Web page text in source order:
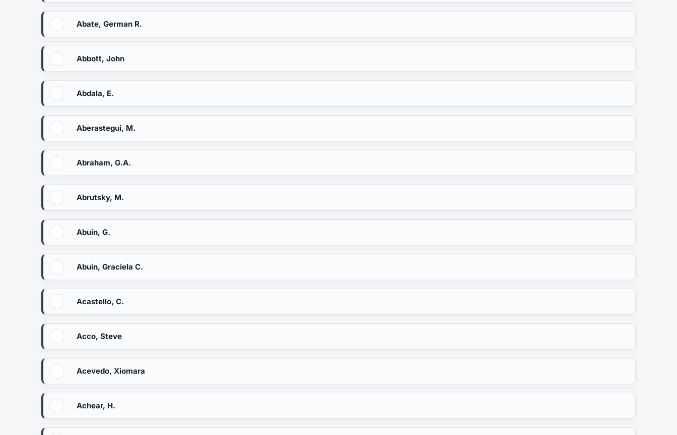
Abate, German R.
Abbott, John
Abdala, E.
Aberastegui, M.
Abraham, G.A.
Abrutsky, M.
Abuin, G.
Abuin, Graciela C.
Acastello, C.
Acco, Steve
Acevedo, Xiomara
Achear, H.